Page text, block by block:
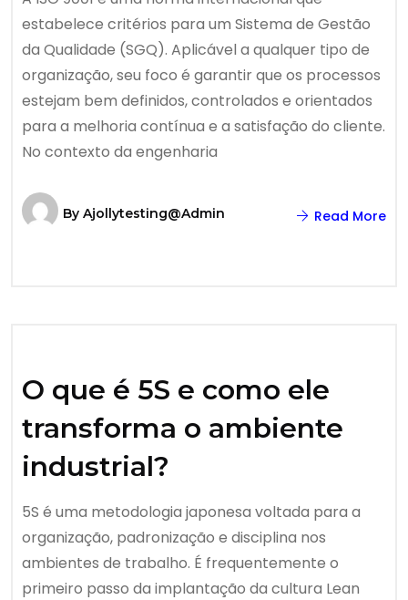
estabelece critérios para um Sistema de Gestão
da Qualidade (SGQ). Aplicável a qualquer tipo de
organização, seu foco é garantir que os processos
estejam bem definidos, controlados e orientados
para a melhoria contínua e a satisfação do cliente.
No contexto da engenharia
By Ajollytesting@admin Read More
O que é 5S e como ele
transforma o ambiente
industrial?
5S é uma metodologia japonesa voltada para a
organização, padronização e disciplina nos
ambientes de trabalho. É frequentemente o
primeiro passo da implantação da cultura Lean